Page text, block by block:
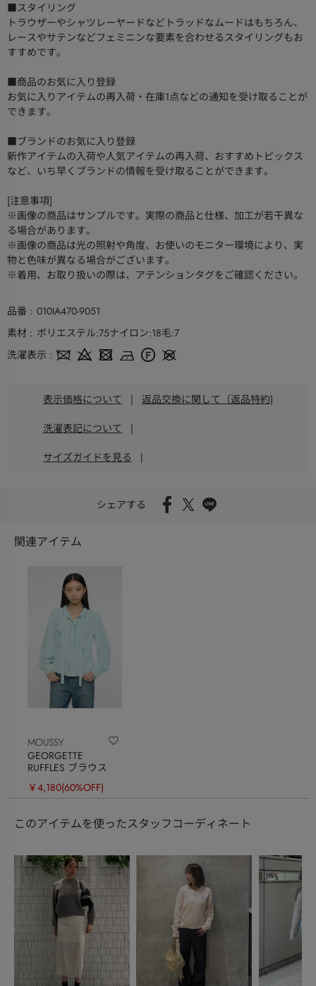
■スタイリング
トラウザーやシャツレーヤードなどトラッドなムードはもちろん、
レースやサテンなどフェミニンな要素を合わせるスタイリングもお
すすめです。
■商品のお気に入り登録
お気に入りアイテムの再入荷・在庫1点などの通知を受け取ることが
できます。
■ブランドのお気に入り登録
新作アイテムの入荷や人気アイテムの再入荷、おすすめトピックス
など、いち早くブランドの情報を受け取ることができます。
[注意事項]
※画像の商品はサンプルです。実際の商品と仕様、加工が若干異な
る場合があります。
※画像の商品は光の照射や角度、お使いのモニター環境により、実
物と色味が異なる場合がございます。
※着用、お取り扱いの際は、アテンションタグをご確認ください。
品番
010IA470-9051
素材
ポリエステル:75ナイロン:18毛:7
洗濯表示
表示価格について | 返品交換に関して（返品特約)
洗濯表記について |
サイズガイドを見る |
シェアする
関連アイテム
MOUSSY
GEORGETTE
RUFFLES ブラウス
￥4,180(60%OFF)
このアイテムを使ったスタッフコーディネート